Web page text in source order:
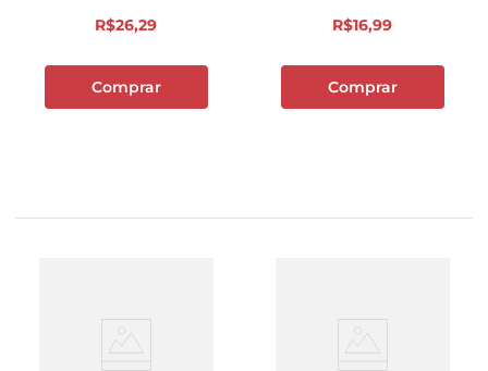
R$26,29
Comprar
R$16,99
Comprar